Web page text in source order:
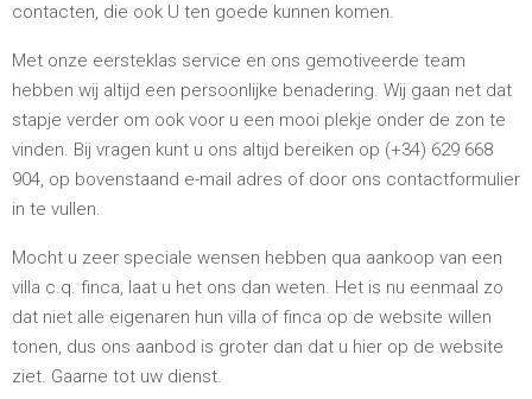
contacten, die ook U ten goede kunnen komen.
Met onze eersteklas service en ons gemotiveerde team
hebben wij altijd een persoonlijke benadering. Wij gaan net dat
stapje verder om ook voor u een mooi plekje onder de zon te
vinden. Bij vragen kunt u ons altijd bereiken op (+34) 629 668
904, op bovenstaand e-mail adres of door ons contactformulier
in te vullen.
Mocht u zeer speciale wensen hebben qua aankoop van een
villa c.q. finca, laat u het ons dan weten. Het is nu eenmaal zo
dat niet alle eigenaren hun villa of finca op de website willen
tonen, dus ons aanbod is groter dan dat u hier op de website
ziet. Gaarne tot uw dienst.